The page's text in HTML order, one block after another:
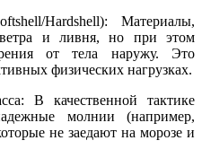
Hardshell): Материалы,
и ливня, но при этом
от тела наружу. Это
физических нагрузках.
В качественной тактике
молнии (например,
не заедают на морозе и